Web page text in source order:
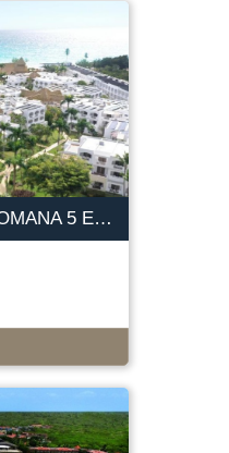
SUNSCAPE DOMINICUS LA ROMANA 5 ESTRELLAS